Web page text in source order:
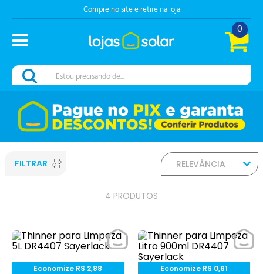
Compre no site e retire na loja
0
Estou precisando de...
FILTRAR RELEVÂNCIA
4 PRODUTOS
Economize R$ 2,88 Economize R$ 0,61